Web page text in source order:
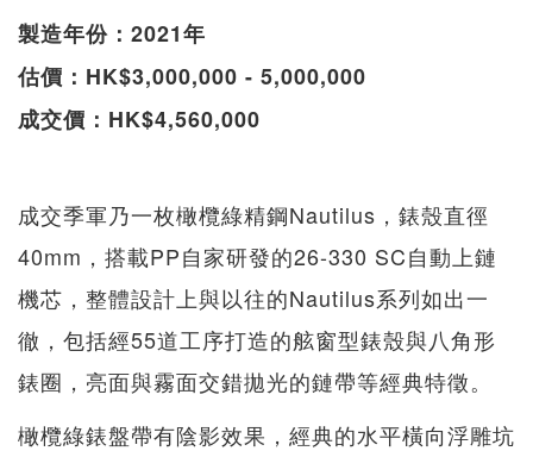
製造年份：2021年
估價：HK$3,000,000 - 5,000,000
成交價：HK$4,560,000
成交季軍乃一枚橄欖綠精鋼Nautilus，錶殼直徑
40mm，搭載PP自家研發的26-330 SC自動上鏈
機芯，整體設計上與以往的Nautilus系列如出一
徹，包括經55道工序打造的舷窗型錶殼與八角形
錶圈，亮面與霧面交錯拋光的鏈帶等經典特徵。
橄欖綠錶盤帶有陰影效果，經典的水平橫向浮雕坑